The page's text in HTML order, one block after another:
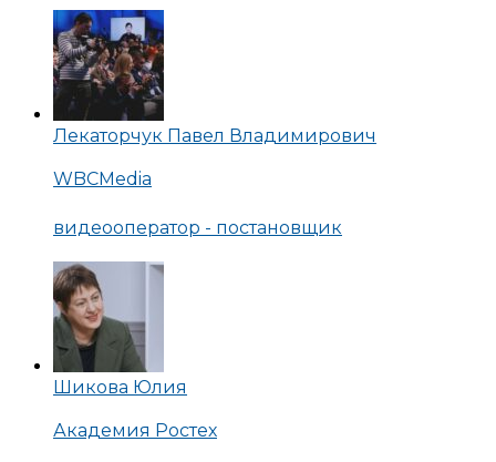
Лекаторчук Павел Владимирович
WBCMedia
видеооператор - постановщик
Шикова Юлия
Академия Ростех